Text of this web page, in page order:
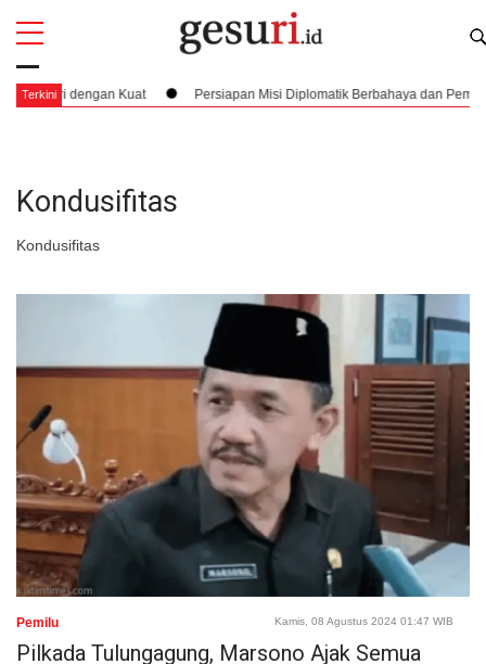
Terkini
dengan Kuat Persiapan Misi Diplomatik Berbahaya dan Pembuktian
Kondusifitas
Kondusifitas
All
Pemilu Kamis, 08 Agustus 2024 01:47 WIB
Pilkada Tulungagung, Marsono Ajak Semua